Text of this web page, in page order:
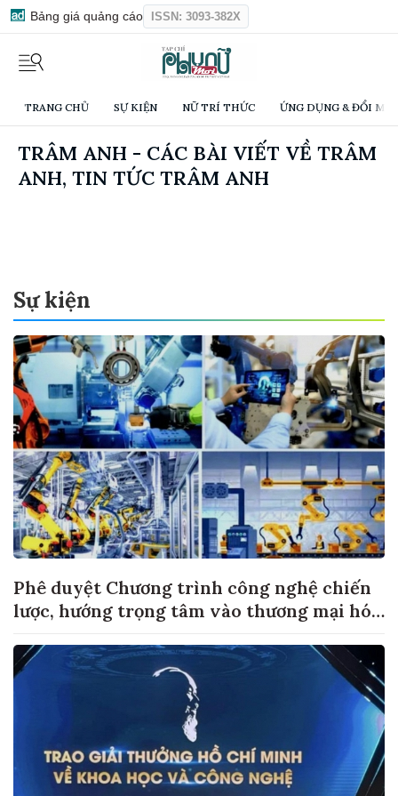
Bảng giá quảng cáo ISSN: 3093-382X
TRANG CHỦ SỰ KIỆN NỮ TRÍ THỨC ỨNG DỤNG & ĐỔI
TRÂM ANH - CÁC BÀI VIẾT VỀ TRÂM
ANH, TIN TỨC TRÂM ANH
Sự kiện
Phê duyệt Chương trình công nghệ chiến
lược, hướng trọng tâm vào thương mại hóa